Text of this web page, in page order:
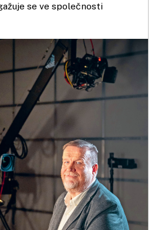
se ve společnosti